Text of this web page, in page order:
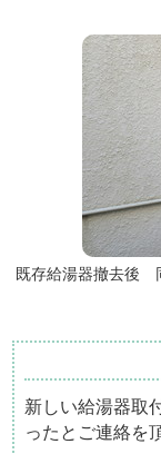
既存給湯器撤去後
新しい給湯器取
ったとご連絡を